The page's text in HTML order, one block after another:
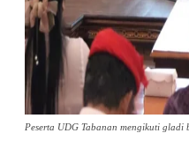
Peserta UDG Tabanan mengikuti gladi